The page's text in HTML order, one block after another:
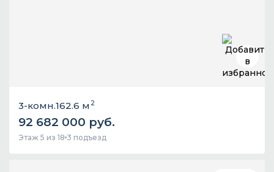
3-комн.162.6 м 2
92 682 000 руб.
Этаж 5 из 18 3 подъезд